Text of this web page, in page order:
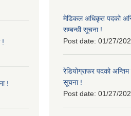
!
!
मेडिकल अधिकृत पदको
सम्बन्धी सूचना !
Post date: 01/27/
रेडियोग्राफर पदको
सूचना !
Post date: 01/27/